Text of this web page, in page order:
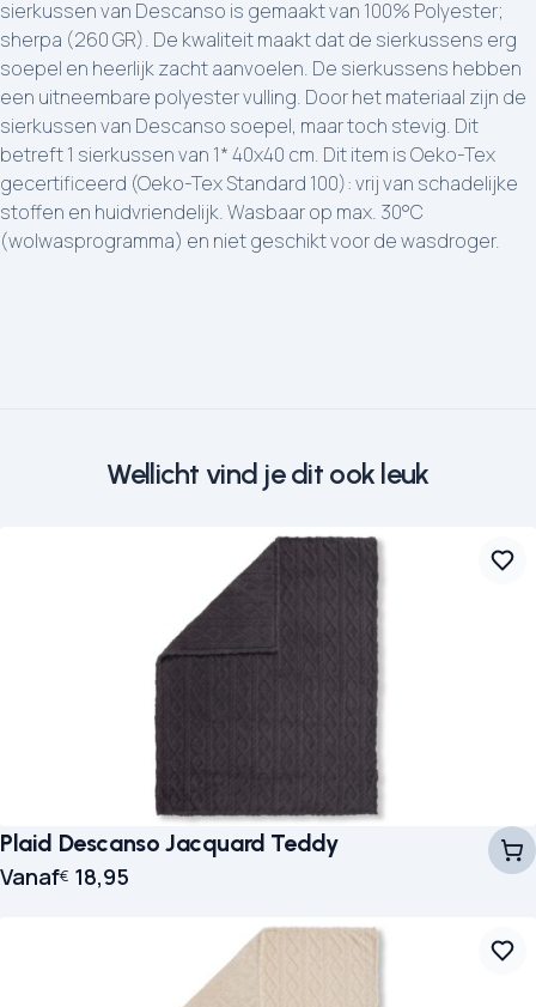
sierkussen van Descanso is gemaakt van 100% Polyester;
sherpa (260 GR). De kwaliteit maakt dat de sierkussens erg
soepel en heerlijk zacht aanvoelen. De sierkussens hebben
een uitneembare polyester vulling. Door het materiaal zijn de
sierkussen van Descanso soepel, maar toch stevig. Dit
betreft 1 sierkussen van 1* 40x40 cm. Dit item is Oeko-Tex
gecertificeerd (Oeko-Tex Standard 100): vrij van schadelijke
stoffen en huidvriendelijk. Wasbaar op max. 30°C
(wolwasprogramma) en niet geschikt voor de wasdroger.
Wellicht vind je dit ook leuk
Plaid Descanso Jacquard Teddy
Vanaf€ 18,95